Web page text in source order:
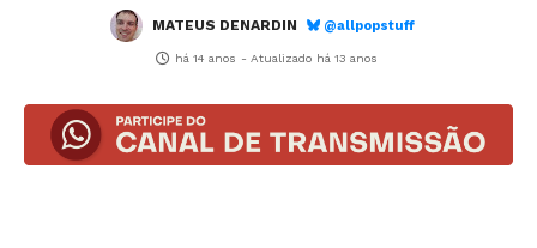
MATEUS DENARDIN @allpopstuff
há 14 anos - Atualizado há 13 anos